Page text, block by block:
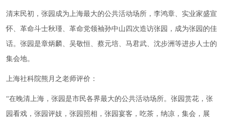
清末民初，张园成为上海最大的公共活动场所，李鸿章、实业家盛宣
怀、革命斗士秋瑾、革命党领袖孙中山四次造访张园，成为张园的佳
话。张园是章炳麟、吴敬恒、蔡元培、马君武、沈步洲等进步人士的
集会地。
上海社科院熊月之老师评价：
“在晚清上海，张园是市民各界最大的公共活动场所。张园赏花，张
园看戏，张园评妓，张园照相，张园宴客，吃茶，纳凉，集会，展